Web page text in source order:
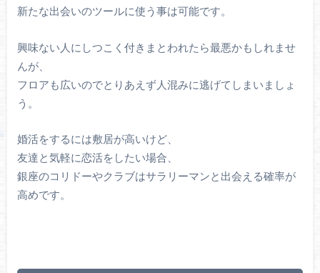
新たな出会いのツールに使う事は可能です。
興味ない人にしつこく付きまとわれたら最悪かもしれませ
んが、
フロアも広いのでとりあえず人混みに逃げてしまいましょ
う。
婚活をするには敷居が高いけど、
友達と気軽に恋活をしたい場合、
銀座のコリドーやクラブはサラリーマンと出会える確率が
高めです。